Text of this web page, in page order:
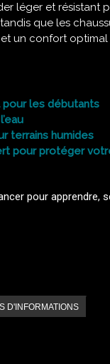
léger et résistant
que les
un confort
les débutants
terrains humides
pour protéger
pour apprendre,
D'INFORMATIONS